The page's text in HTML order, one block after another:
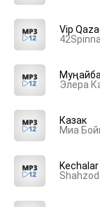
Vip
42Spinna
Казак
Миа
Kechalar